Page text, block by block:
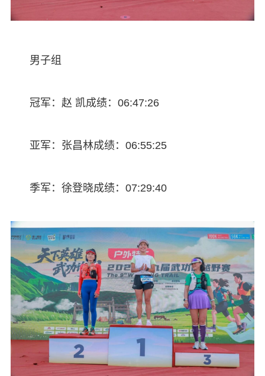
男子组
冠军：赵 凯成绩：06:47:26
亚军：张昌林成绩：06:55:25
季军：徐登晓成绩：07:29:40